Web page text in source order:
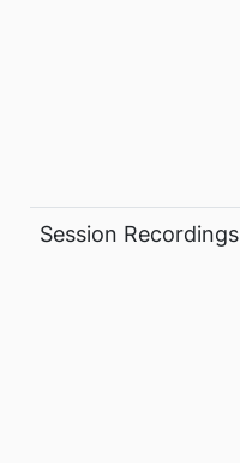
Session Recordings